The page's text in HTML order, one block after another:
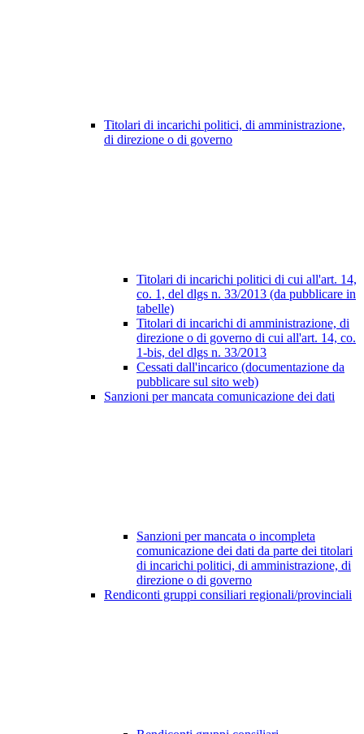
Titolari di incarichi politici, di amministrazione,
di direzione o di governo
Titolari di incarichi politici di cui all'art. 14,
co. 1, del dlgs n. 33/2013 (da pubblicare in
tabelle)
Titolari di incarichi di amministrazione, di
direzione o di governo di cui all'art. 14, co.
1-bis, del dlgs n. 33/2013
Cessati dall'incarico (documentazione da
pubblicare sul sito web)
Sanzioni per mancata comunicazione dei dati
Sanzioni per mancata o incompleta
comunicazione dei dati da parte dei titolari
di incarichi politici, di amministrazione, di
direzione o di governo
Rendiconti gruppi consiliari regionali/provinciali